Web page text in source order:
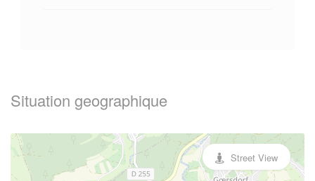
Situation geographique
Street View